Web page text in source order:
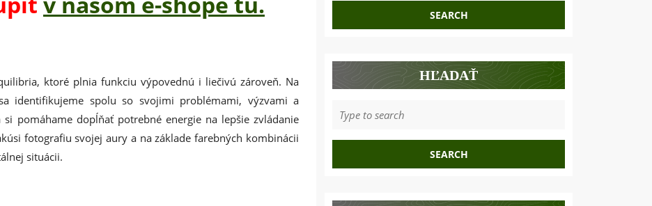
ktoré plnia funkciu výpovednú i liečivú zároveň. Na
identifikujeme spolu so svojimi problémami, výzvami a
pomáhame dopĺňať potrebné energie na lepšie zvládanie
fotografiu svojej aury a na základe farebných kombinácii
situácii.
HĽADAŤ
for: